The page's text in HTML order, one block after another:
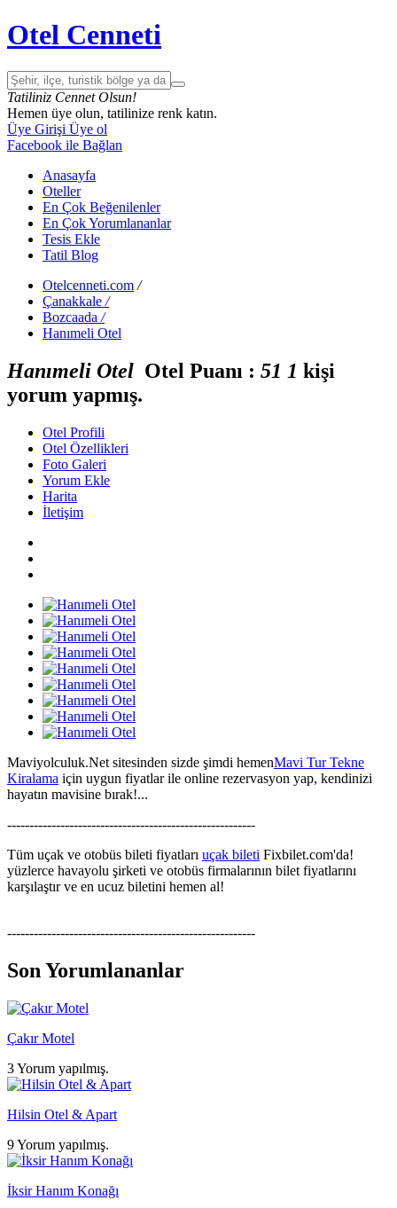
Otel Cenneti
Tatiliniz Cennet Olsun!
Hemen üye olun, tatilinize renk katın.
Üye Girişi Üye ol
Facebook ile Bağlan
Anasayfa
Oteller
En Çok Beğenilenler
En Çok Yorumlananlar
Tesis Ekle
Tatil Blog
Otelcenneti.com /
Çanakkale /
Bozcaada /
Hanımeli Otel
Hanımeli Otel Otel Puanı : 51 1 kişi
yorum yapmış.
Otel Profili
Otel Özellikleri
Foto Galeri
Yorum Ekle
Harita
İletişim
Maviyolculuk.Net sitesinden sizde şimdi hemenMavi Tur Tekne
Kiralama için uygun fiyatlar ile online rezervasyon yap, kendinizi
hayatın mavisine bırak!...
--------------------------------------------------------
Tüm uçak ve otobüs bileti fiyatları uçak bileti Fixbilet.com'da!
yüzlerce havayolu şirketi ve otobüs firmalarının bilet fiyatlarını
karşılaştır ve en ucuz biletini hemen al!
--------------------------------------------------------
Son Yorumlananlar
Çakır Motel
3 Yorum yapılmış.
Hilsin Otel & Apart
9 Yorum yapılmış.
İksir Hanım Konağı